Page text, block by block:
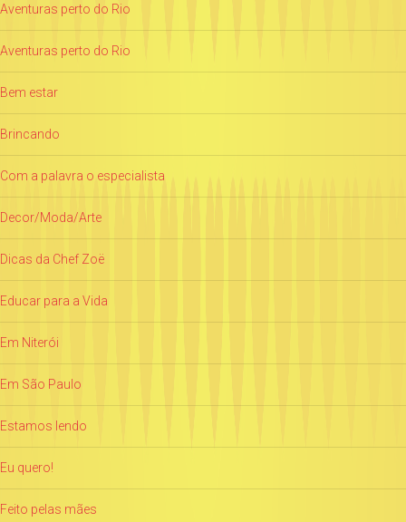
Aventuras perto do Rio
Aventuras perto do Rio
Bem estar
Brincando
Com a palavra o especialista
Decor/Moda/Arte
Dicas da Chef Zoë
Educar para a Vida
Em Niterói
Em São Paulo
Estamos lendo
Eu quero!
Feito pelas mães